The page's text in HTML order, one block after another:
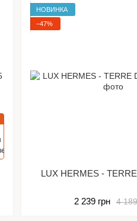
НОВИНКА
−47%
LUX HERMES -
4
2 239 грн